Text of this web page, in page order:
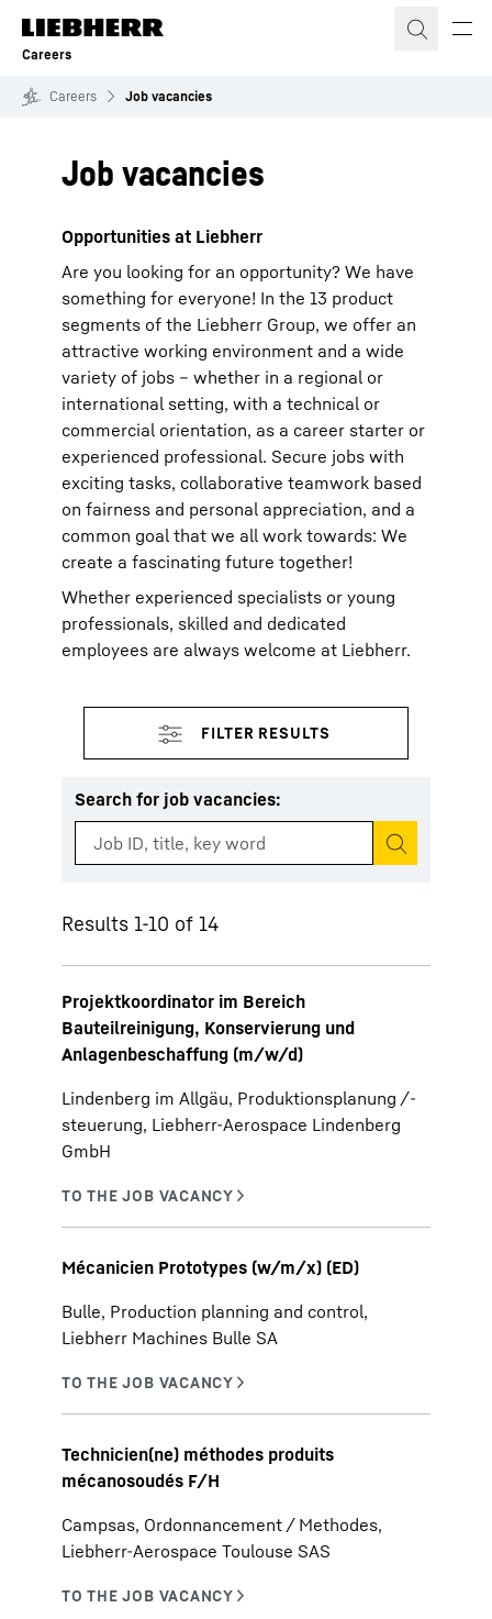
Skip to content
Careers
Careers Job vacancies
Job vacancies
Opportunities at Liebherr
Are you looking for an opportunity? We have
something for everyone! In the 13 product
segments of the Liebherr Group, we offer an
attractive working environment and a wide
variety of jobs – whether in a regional or
international setting, with a technical or
commercial orientation, as a career starter or
experienced professional. Secure jobs with
exciting tasks, collaborative teamwork based
on fairness and personal appreciation, and a
common goal that we all work towards: We
create a fascinating future together!
Whether experienced specialists or young
professionals, skilled and dedicated
employees are always welcome at Liebherr.
Search for job vacancies:
Start search
Results 1-10 of 14
Projektkoordinator im Bereich
Bauteilreinigung, Konservierung und
Anlagenbeschaffung (m/w/d)
Lindenberg im Allgäu, Produktionsplanung /-
steuerung, Liebherr-Aerospace Lindenberg
GmbH
Mécanicien Prototypes (w/m/x) (ED)
Bulle, Production planning and control,
Liebherr Machines Bulle SA
Technicien(ne) méthodes produits
mécanosoudés F/H
Campsas, Ordonnancement / Methodes,
Liebherr-Aerospace Toulouse SAS